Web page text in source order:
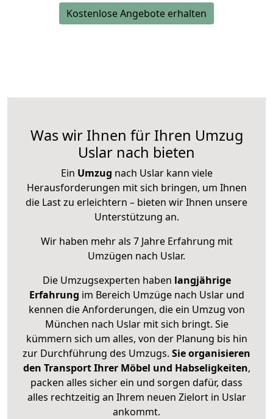
Kostenlose Angebote erhalten
Was wir Ihnen für Ihren Umzug
Uslar nach bieten
Ein Umzug nach Uslar kann viele
Herausforderungen mit sich bringen, um Ihnen
die Last zu erleichtern – bieten wir Ihnen unsere
Unterstützung an.
Wir haben mehr als 7 Jahre Erfahrung mit
Umzügen nach Uslar.
Die Umzugsexperten haben langjährige
Erfahrung im Bereich Umzüge nach Uslar und
kennen die Anforderungen, die ein Umzug von
München nach Uslar mit sich bringt. Sie
kümmern sich um alles, von der Planung bis hin
zur Durchführung des Umzugs. Sie organisieren
den Transport Ihrer Möbel und Habseligkeiten,
packen alles sicher ein und sorgen dafür, dass
alles rechtzeitig an Ihrem neuen Zielort in Uslar
ankommt.